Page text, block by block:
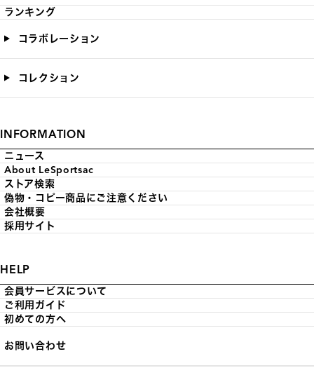
ランキング
コラボレーション
コレクション
INFORMATION
ニュース
About LeSportsac
ストア検索
偽物・コピー商品にご注意ください
会社概要
採用サイト
HELP
会員サービスについて
ご利用ガイド
初めての方へ
お問い合わせ